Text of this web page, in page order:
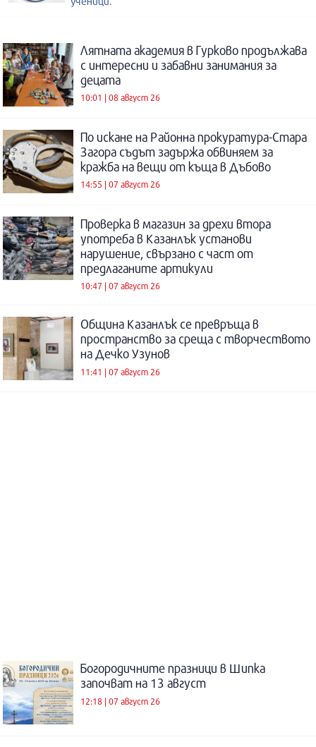
Лятната академия в Гурково продължава
с интересни и забавни занимания за
децата
10:01 | 08 август 26
По искане на Районна прокуратура-Стара
Загора съдът задържа обвиняем за
кражба на вещи от къща в Дъбово
14:55 | 07 август 26
Проверка в магазин за дрехи втора
употреба в Казанлък установи
нарушение, свързано с част от
предлаганите артикули
10:47 | 07 август 26
Община Казанлък се превръща в
пространство за среща с творчеството
на Дечко Узунов
11:41 | 07 август 26
Богородичните празници в Шипка
започват на 13 август
12:18 | 07 август 26